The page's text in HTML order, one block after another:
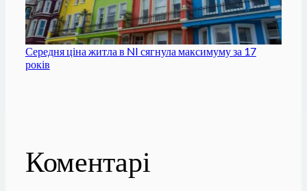
Середня ціна житла в NI сягнула максимуму за 17
років
Коментарі